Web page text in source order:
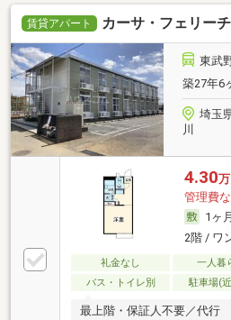
賃貸アパート カーサ・フェリー
東武
築27年6
埼玉
川
4.30
管理費
1ヶ月
2階 / ワ
礼金なし 一人暮
バス・トイレ別
駐車場(
最上階・保証人不要／代行